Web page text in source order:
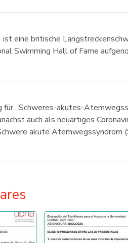
eine britische
Swimming Hall of Fame
‚ Schweres-akutes-
auch als neuartiges
akute